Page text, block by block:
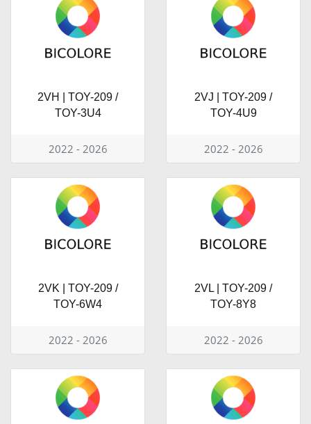
2VH | TOY-209 /
TOY-3U4
2022 - 2026
2VJ | TOY-209 /
TOY-4U9
2022 - 2026
2VK | TOY-209 /
TOY-6W4
2022 - 2026
2VL | TOY-209 /
TOY-8Y8
2022 - 2026